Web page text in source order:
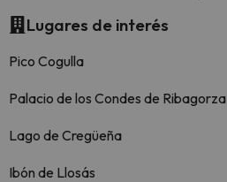
Lugares de interés
Pico Cogulla
Palacio de los Condes de Ribagorza
Lago de Cregüeña
Ibón de Llosás